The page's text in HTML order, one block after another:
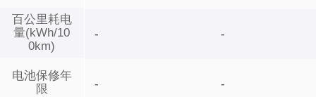
百公里耗电
量(kWh/10
0km)
电池保修年
限
- -
- -